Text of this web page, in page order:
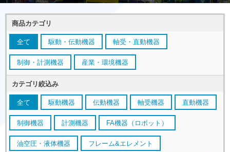
商品カテゴリ
全て 駆動・伝動機器 軸受・直動機器
制御・計測機器 産業・環境機器
カテゴリ絞込み
全て 駆動機器 伝動機器 軸受機器 直動機器
制御機器 計測機器 FA機器（ロボット）
油空圧・液体機器 フレーム&エレメント